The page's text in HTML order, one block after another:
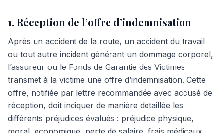
1. Réception de l’offre d’indemnisation
Après un accident de la route, un accident du travail
ou tout autre incident générant un dommage corporel,
l’assureur ou le Fonds de Garantie des Victimes
transmet à la victime une offre d’indemnisation. Cette
offre, notifiée par lettre recommandée avec accusé de
réception, doit indiquer de manière détaillée les
différents préjudices évalués : préjudice physique,
moral, économique, perte de salaire, frais médicaux,